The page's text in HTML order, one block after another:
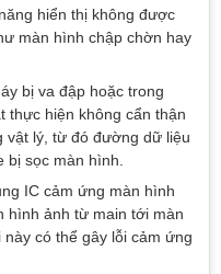
hiển thị không được
màn hình chập chờn hay
bị va đập hoặc trong
thực hiện không cẩn thận
vật lý, từ đó đường dữ liệu
bị sọc màn hình.
IC cảm ứng màn hình
hình ảnh từ main tới màn
có thể gây lỗi cảm ứng